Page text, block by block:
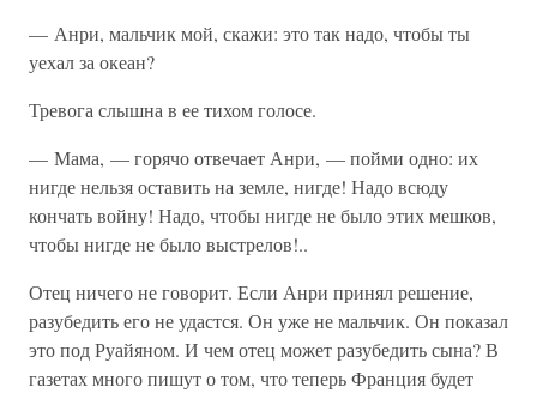
— Анри, мальчик мой, скажи: это так надо, чтобы ты
уехал за океан?
Тревога слышна в ее тихом голосе.
— Мама, — горячо отвечает Анри, — пойми одно: их
нигде нельзя оставить на земле, нигде! Надо всюду
кончать войну! Надо, чтобы нигде не было этих мешков,
чтобы нигде не было выстрелов!..
Отец ничего не говорит. Если Анри принял решение,
разубедить его не удастся. Он уже не мальчик. Он показал
это под Руайяном. И чем отец может разубедить сына? В
газетах много пишут о том, что теперь Франция будет